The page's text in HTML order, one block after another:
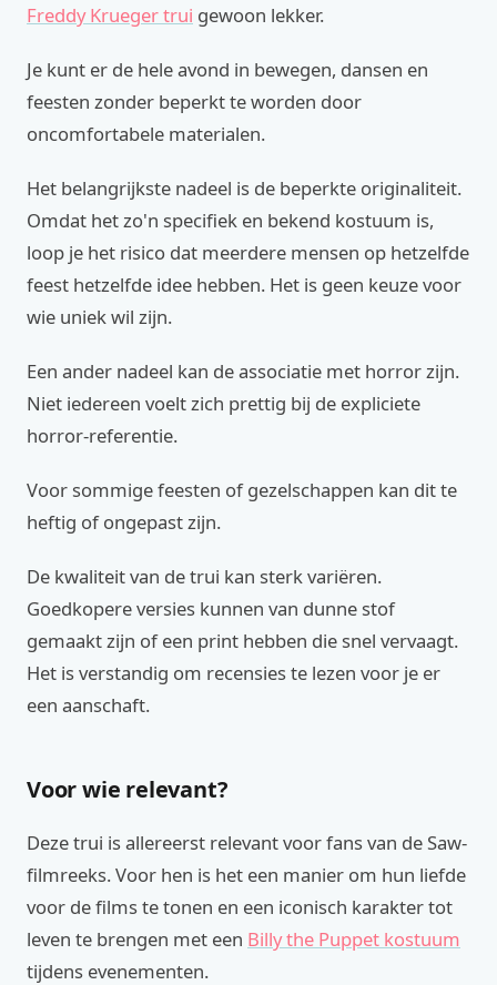
Freddy Krueger trui gewoon lekker.
Je kunt er de hele avond in bewegen, dansen en
feesten zonder beperkt te worden door
oncomfortabele materialen.
Het belangrijkste nadeel is de beperkte originaliteit.
Omdat het zo'n specifiek en bekend kostuum is,
loop je het risico dat meerdere mensen op hetzelfde
feest hetzelfde idee hebben. Het is geen keuze voor
wie uniek wil zijn.
Een ander nadeel kan de associatie met horror zijn.
Niet iedereen voelt zich prettig bij de expliciete
horror-referentie.
Voor sommige feesten of gezelschappen kan dit te
heftig of ongepast zijn.
De kwaliteit van de trui kan sterk variëren.
Goedkopere versies kunnen van dunne stof
gemaakt zijn of een print hebben die snel vervaagt.
Het is verstandig om recensies te lezen voor je er
een aanschaft.
Voor wie relevant?
Deze trui is allereerst relevant voor fans van de Saw-
filmreeks. Voor hen is het een manier om hun liefde
voor de films te tonen en een iconisch karakter tot
leven te brengen met een Billy the Puppet kostuum
tijdens evenementen.